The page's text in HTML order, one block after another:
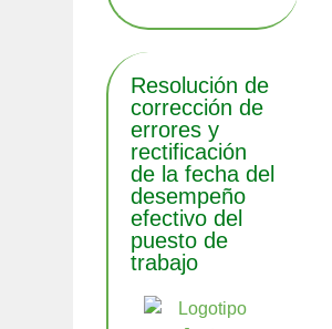
Resolución de
corrección de
errores y
rectificación
de la fecha del
desempeño
efectivo del
puesto de
trabajo